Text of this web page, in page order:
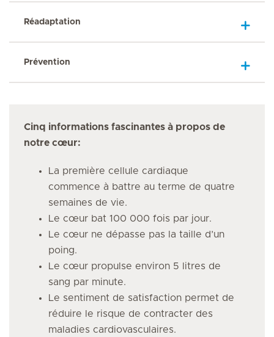
Réadaptation
Prévention
Cinq informations fascinantes à propos de
notre cœur:
La première cellule cardiaque
commence à battre au terme de quatre
semaines de vie.
Le cœur bat 100 000 fois par jour.
Le cœur ne dépasse pas la taille d’un
poing.
Le cœur propulse environ 5 litres de
sang par minute.
Le sentiment de satisfaction permet de
réduire le risque de contracter des
maladies cardiovasculaires.